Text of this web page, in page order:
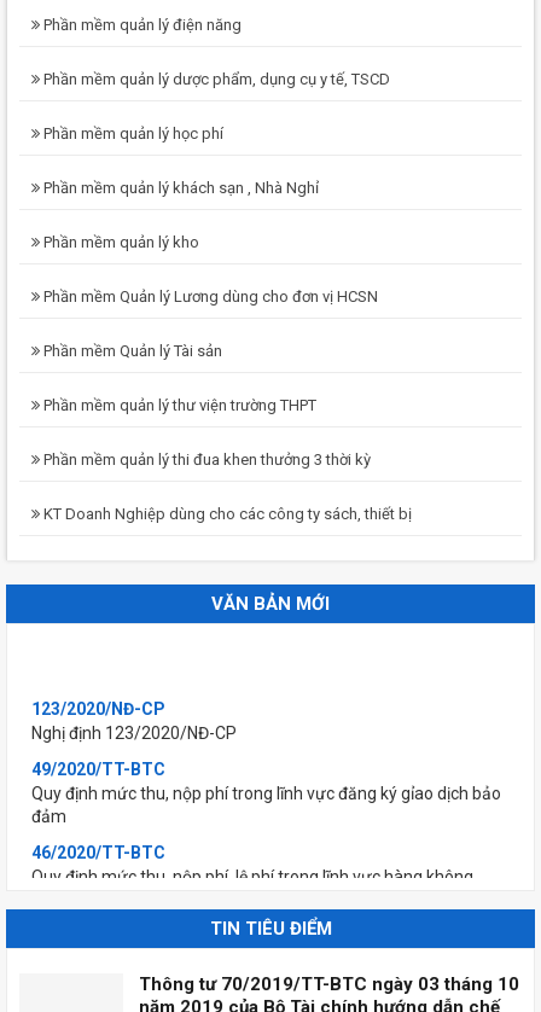
Phần mềm quản lý điện năng
Phần mềm quản lý dược phẩm, dụng cụ y tế, TSCD
Phần mềm quản lý học phí
Phần mềm quản lý khách sạn , Nhà Nghỉ
Phần mềm quản lý kho
Phần mềm Quản lý Lương dùng cho đơn vị HCSN
Phần mềm Quản lý Tài sản
Phần mềm quản lý thư viện trường THPT
Phần mềm quản lý thi đua khen thưởng 3 thời kỳ
KT Doanh Nghiệp dùng cho các công ty sách, thiết bị
VĂN BẢN MỚI
123/2020/NĐ-CP
Nghị định 123/2020/NĐ-CP
49/2020/TT-BTC
Quy định mức thu, nộp phí trong lĩnh vực đăng ký gỉao dịch bảo
đảm
46/2020/TT-BTC
Quy định mức thu, nộp phí, lệ phí trong lĩnh vực hàng không
Quy định mức thu, nộp phí đăng ký (xác nhận) sử dụng mã số
mã vạch nước ngoài và lệ phí sở hữu công nghiệp
44/2020/TT-BTC
TIN TIÊU ĐIỂM
Thông tư 70/2019/TT-BTC ngày 03 tháng 10
năm 2019 của Bộ Tài chính hướng dẫn chế